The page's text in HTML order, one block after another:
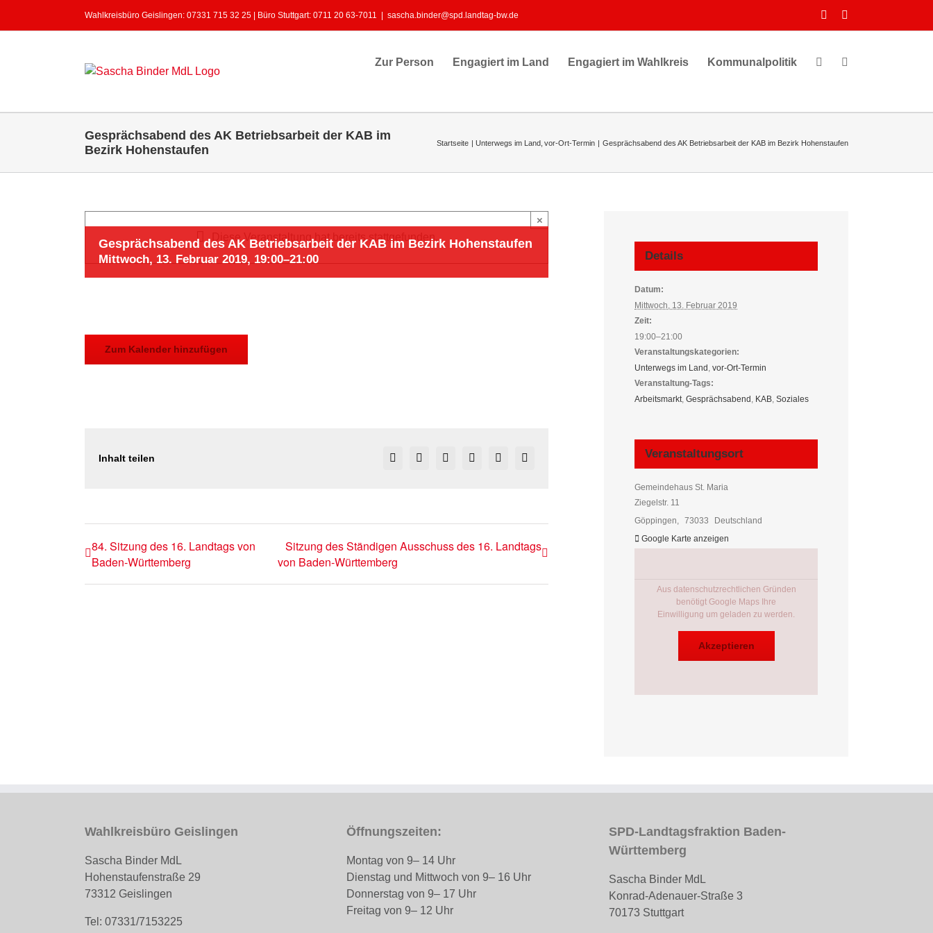
Wahlkreisbüro Geislingen: 07331 715 32 25 | Büro Stuttgart: 0711 20 63-7011 sascha.binder@spd.landtag-bw.de Facebook
Zur Person Engagiert im Land Engagiert im Wahlkreis Kommunalpolitik
Gesprächsabend des AK Betriebsarbeit der KAB im
Bezirk Hohenstaufen
Startseite Unterwegs im Land vor-Ort-Termin Gesprächsabend des AK Betriebsarbeit der KAB im Bezirk Hohenstaufen
Diese Veranstaltung hat bereits stattgefunden.
×
Gesprächsabend des AK Betriebsarbeit der KAB im Bezirk Hohenstaufen
Mittwoch, 13. Februar 2019, 19:00–21:00
Zum Kalender hinzufügen
Inhalt teilen Facebook
X RedditLinkedInPinterestVk
84. Sitzung des 16. Landtags von
Baden-Württemberg
Sitzung des Ständigen Ausschuss des 16. Landtags
von Baden-Württemberg
Details
Datum:
Mittwoch, 13. Februar 2019
Zeit:
19:00–21:00
Veranstaltungskategorien:
Unterwegs im Land , vor-Ort-Termin
Veranstaltung-Tags:
Arbeitsmarkt, Gesprächsabend , KAB, Soziales
Veranstaltungsort
Gemeindehaus St. Maria
Ziegelstr. 11
Göppingen, 73033
Deutschland
Google Karte anzeigen
Aus datenschutzrechtlichen Gründen
benötigt Google Maps Ihre
Einwilligung um geladen zu werden.
Akzeptieren
Wahlkreisbüro Geislingen
Sascha Binder MdL
Hohenstaufenstraße 29
73312 Geislingen
Tel: 07331/7153225
Öffnungszeiten:
Montag von 9– 14 Uhr
Dienstag und Mittwoch von 9– 16 Uhr
Donnerstag von 9– 17 Uhr
Freitag von 9– 12 Uhr
SPD-Landtagsfraktion Baden-
Württemberg
Sascha Binder MdL
Konrad-Adenauer-Straße 3
70173 Stuttgart